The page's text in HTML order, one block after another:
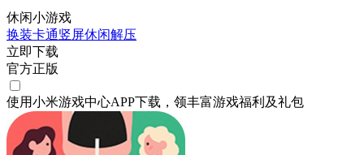
休闲小游戏
换装卡通竖屏休闲解压
立即下载
官方正版
使用小米游戏中心APP下载 ，领丰富游戏福利 及礼包